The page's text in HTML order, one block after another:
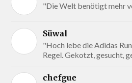
"Die Welt benötigt mehr
Süwal
"Hoch lebe die Adidas
Regel. Gekotzt, gesucht,
chefgue